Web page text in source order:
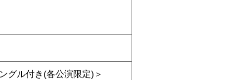
グル付き(各公演限定)＞